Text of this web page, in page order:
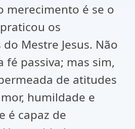
merecimento é se o
os
Mestre Jesus. Não
fé passiva; mas sim,
de atitudes
humildade e
é capaz de